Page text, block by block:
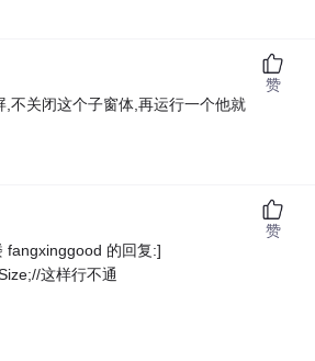
,不关闭这个子窗体,再运行一个他就
赞
fangxinggood 的回复:]
这样行不通
赞